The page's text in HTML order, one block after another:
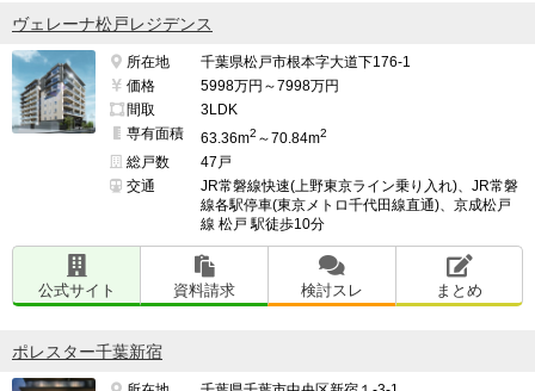
ヴェレーナ松戸レジデンス
所在地
千葉県松戸市根本字大道下176-1
価格
5998万円～7998万円
間取
3LDK
専有面積
63.36m2 ～70.84m2
総戸数
47戸
交通
JR常磐線快速(上野東京ライン乗り入れ)、JR常磐
線各駅停車(東京メトロ千代田線直通)、京成松戸
線 松戸 駅徒歩10分
公式サイト 資料請求 検討スレ まとめ
ポレスター千葉新宿